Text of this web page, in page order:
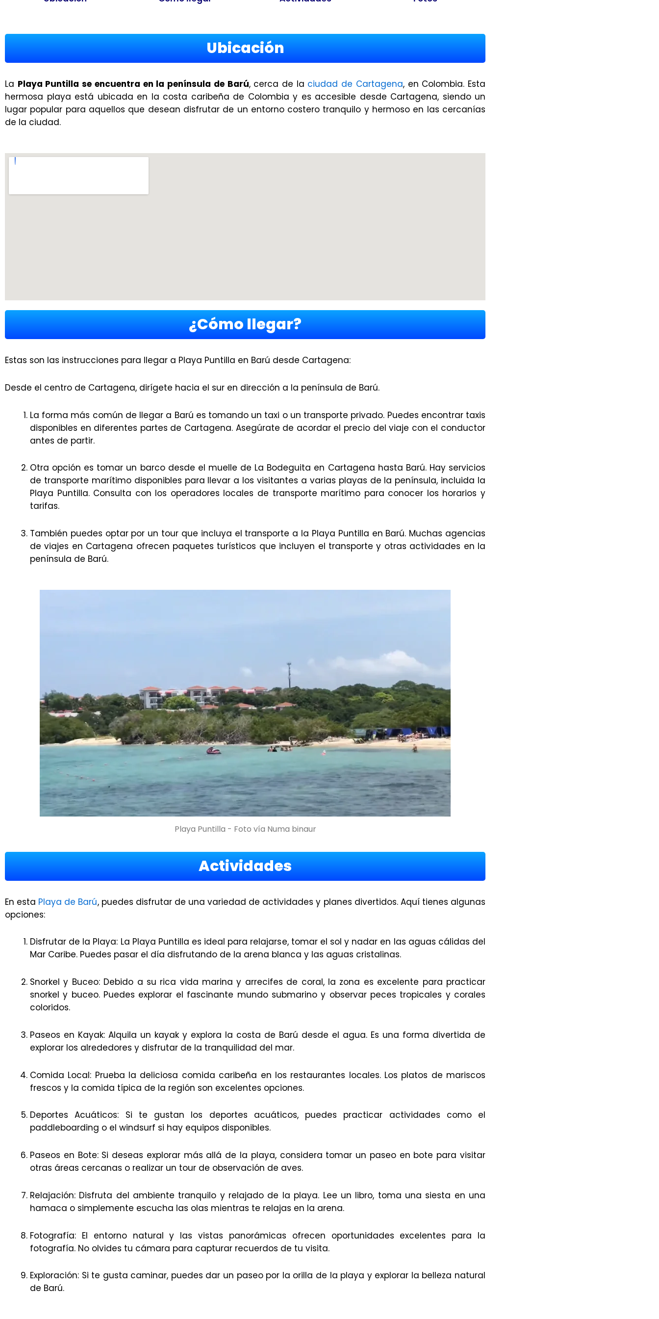
Ubicación
La Playa Puntilla se encuentra en la península de Barú, cerca de la ciudad de Cartagena, en Colombia. Esta
hermosa playa está ubicada en la costa caribeña de Colombia y es accesible desde Cartagena, siendo un
lugar popular para aquellos que desean disfrutar de un entorno costero tranquilo y hermoso en las cercanías
de la ciudad.
¿Cómo llegar?
Estas son las instrucciones para llegar a Playa Puntilla en Barú desde Cartagena:
Desde el centro de Cartagena, dirígete hacia el sur en dirección a la península de Barú.
La forma más común de llegar a Barú es tomando un taxi o un transporte privado. Puedes encontrar taxis
disponibles en diferentes partes de Cartagena. Asegúrate de acordar el precio del viaje con el conductor
antes de partir.
Otra opción es tomar un barco desde el muelle de La Bodeguita en Cartagena hasta Barú. Hay servicios
de transporte marítimo disponibles para llevar a los visitantes a varias playas de la península, incluida la
Playa Puntilla. Consulta con los operadores locales de transporte marítimo para conocer los horarios y
tarifas.
También puedes optar por un tour que incluya el transporte a la Playa Puntilla en Barú. Muchas agencias
de viajes en Cartagena ofrecen paquetes turísticos que incluyen el transporte y otras actividades en la
península de Barú.
Playa Puntilla - Foto vía Numa binaur
Actividades
En esta Playa de Barú, puedes disfrutar de una variedad de actividades y planes divertidos. Aquí tienes algunas
opciones:
Disfrutar de la Playa: La Playa Puntilla es ideal para relajarse, tomar el sol y nadar en las aguas cálidas del
Mar Caribe. Puedes pasar el día disfrutando de la arena blanca y las aguas cristalinas.
Snorkel y Buceo: Debido a su rica vida marina y arrecifes de coral, la zona es excelente para practicar
snorkel y buceo. Puedes explorar el fascinante mundo submarino y observar peces tropicales y corales
coloridos.
Paseos en Kayak: Alquila un kayak y explora la costa de Barú desde el agua. Es una forma divertida de
explorar los alrededores y disfrutar de la tranquilidad del mar.
Comida Local: Prueba la deliciosa comida caribeña en los restaurantes locales. Los platos de mariscos
frescos y la comida típica de la región son excelentes opciones.
Deportes Acuáticos: Si te gustan los deportes acuáticos, puedes practicar actividades como el
paddleboarding o el windsurf si hay equipos disponibles.
Paseos en Bote: Si deseas explorar más allá de la playa, considera tomar un paseo en bote para visitar
otras áreas cercanas o realizar un tour de observación de aves.
Relajación: Disfruta del ambiente tranquilo y relajado de la playa. Lee un libro, toma una siesta en una
hamaca o simplemente escucha las olas mientras te relajas en la arena.
Fotografía: El entorno natural y las vistas panorámicas ofrecen oportunidades excelentes para la
fotografía. No olvides tu cámara para capturar recuerdos de tu visita.
Exploración: Si te gusta caminar, puedes dar un paseo por la orilla de la playa y explorar la belleza natural
de Barú.